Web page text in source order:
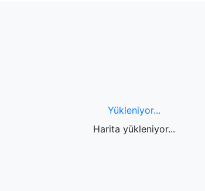
Yükleniyor...
Harita yükleniyor...